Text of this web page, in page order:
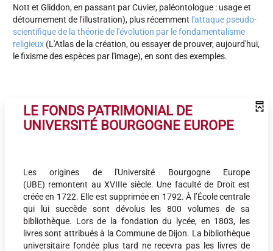
Nott et Gliddon, en passant par Cuvier, paléontologue : usage et
détournement de l'illustration), plus récemment l'attaque pseudo-
scientifique de la théorie de l'évolution par le fondamentalisme
religieux (L'Atlas de la création, ou essayer de prouver, aujourd'hui,
le fixisme des espèces par l'image), en sont des exemples.
LE FONDS PATRIMONIAL DE
UNIVERSITÉ BOURGOGNE EUROPE
Les origines de l'Université Bourgogne Europe
(UBE) remontent au XVIIIe siècle. Une faculté de Droit est
créée en 1722. Elle est supprimée en 1792. À l’École centrale
qui lui succède sont dévolus les 800 volumes de sa
bibliothèque. Lors de la fondation du lycée, en 1803, les
livres sont attribués à la Commune de Dijon. La bibliothèque
universitaire fondée plus tard ne recevra pas les livres de